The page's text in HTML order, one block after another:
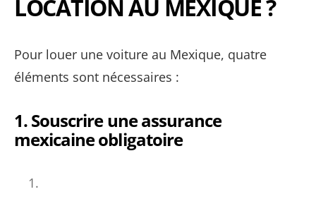
LOCATION AU MEXIQUE ?
Pour louer une voiture au Mexique, quatre
éléments sont nécessaires :
1.Souscrire une assurance
mexicaine obligatoire